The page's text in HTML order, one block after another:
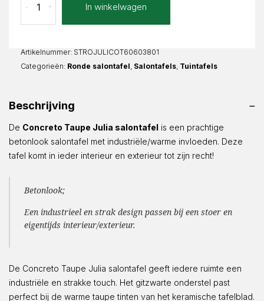
Taupe
Julia
aantal
+
- In winkelwagen
Artikelnummer: STROJULICOT60603801
Categorieën: Ronde salontafel Salontafels Tuintafels
Beschrijving
De Concreto Taupe Julia salontafel is een prachtige
betonlook salontafel met industriële/warme invloeden. Deze
tafel komt in ieder interieur en exterieur tot zijn recht!
Betonlook;
Een industrieel en strak design passen bij een stoer en
eigentijds interieur/exterieur.
De Concreto Taupe Julia salontafel geeft iedere ruimte een
industriële en strakke touch. Het gitzwarte onderstel past
perfect bij de warme taupe tinten van het keramische tafelblad.